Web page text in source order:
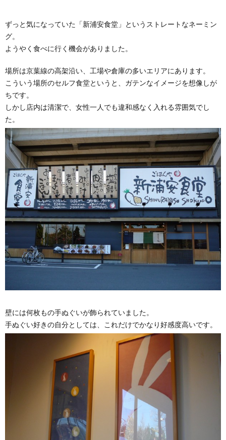
ずっと気になっていた「新浦安食堂」というストレートなネーミン
グ。
ようやく食べに行く機会がありました。
場所は京葉線の高架沿い、工場や倉庫の多いエリアにあります。
こういう場所のセルフ食堂というと、ガテンなイメージを想像しが
ちです。
しかし店内は清潔で、女性一人でも違和感なく入れる雰囲気でし
た。
壁には何枚もの手ぬぐいが飾られていました。
手ぬぐい好きの自分としては、これだけでかなり好感度高いです。